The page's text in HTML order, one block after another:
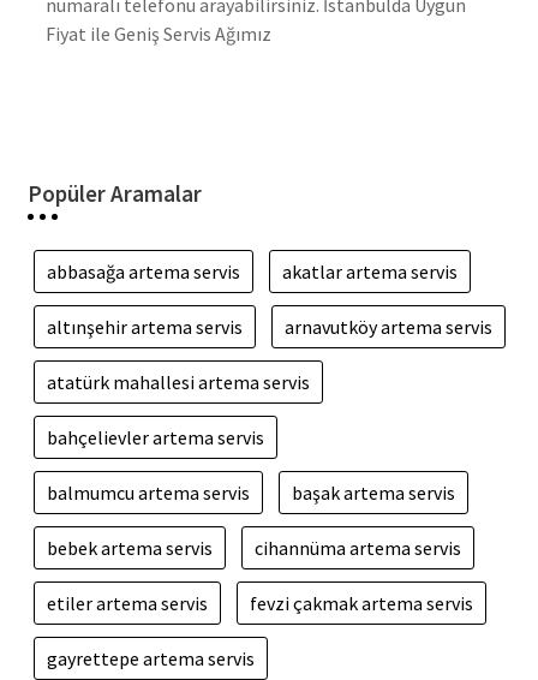
Fiyat ile Geniş Servis Ağımız
Popüler Aramalar
abbasağa artema servis akatlar artema servis
altınşehir artema servis arnavutköy artema servis
atatürk mahallesi artema servis
bahçelievler artema servis
balmumcu artema servis başak artema servis
bebek artema servis cihannüma artema servis
etiler artema servis fevzi çakmak artema servis
gayrettepe artema servis